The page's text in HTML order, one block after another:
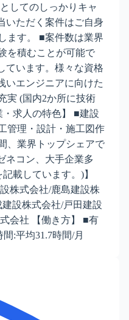
してのしっかりキャ
いただく案件はご自身
ます。 ■案件数は業界
を積むことが可能で
ています。様々な資格
いエンジニアに向けた
実 (国内2か所に技術
求人の特色】 ■建設
管理・設計・施工図作
、業界トップシェアで
ネコン、大手企業多
載しています。)】
株式会社/鹿島建設株
設株式会社/戸田建設
会社 【働き方】 ■有
:平均31.7時間/月